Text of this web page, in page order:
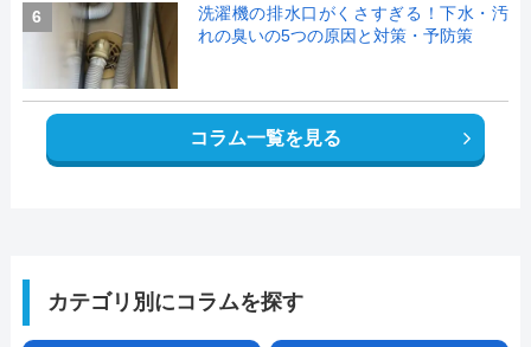
6
洗濯機の排水口がくさすぎる！下水・汚
れの臭いの5つの原因と対策・予防策
コラム一覧を見る
カテゴリ別にコラムを探す